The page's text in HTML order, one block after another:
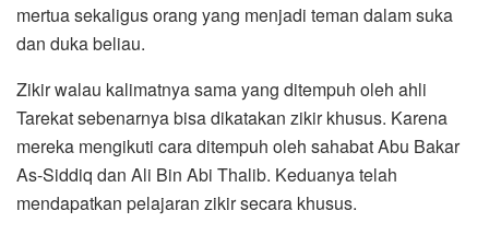
mertua sekaligus orang yang menjadi teman dalam suka
dan duka beliau.
Zikir walau kalimatnya sama yang ditempuh oleh ahli
Tarekat sebenarnya bisa dikatakan zikir khusus. Karena
mereka mengikuti cara ditempuh oleh sahabat Abu Bakar
As-Siddiq dan Ali Bin Abi Thalib. Keduanya telah
mendapatkan pelajaran zikir secara khusus.